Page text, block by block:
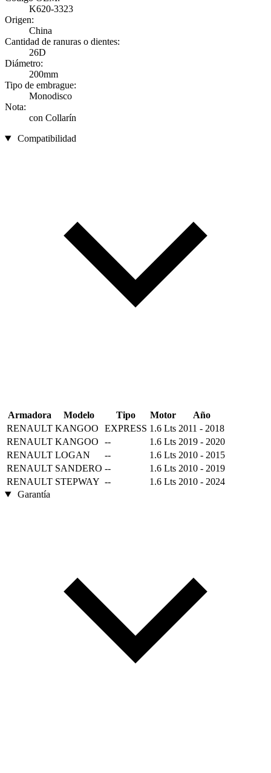
K620-3323
Origen:
China
Cantidad de ranuras o dientes:
26D
Diámetro:
200mm
Tipo de embrague:
Monodisco
Nota:
con Collarín
Compatibilidad
Armadora Modelo Tipo Motor
Año
RENAULT KANGOO EXPRESS 1.6 Lts 2011 - 2018
RENAULT KANGOO -- 1.6 Lts 2019 - 2020
RENAULT LOGAN -- 1.6 Lts 2010 - 2015
RENAULT SANDERO -- 1.6 Lts 2010 - 2019
RENAULT STEPWAY -- 1.6 Lts 2010 - 2024
Garantía